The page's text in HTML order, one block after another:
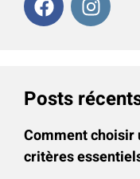
Posts
Comment choisir
critères